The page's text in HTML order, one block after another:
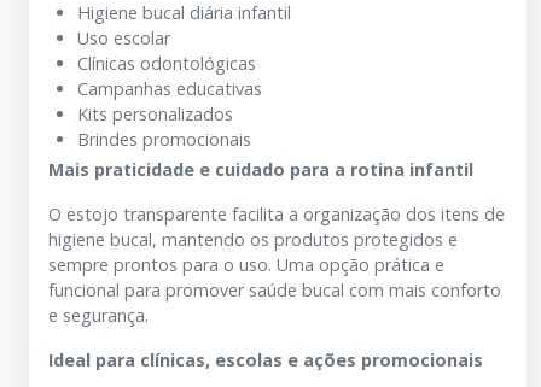
Higiene bucal diária infantil
Uso escolar
Clínicas odontológicas
Campanhas educativas
Kits personalizados
Brindes promocionais
Mais praticidade e cuidado para a rotina infantil
O estojo transparente facilita a organização dos itens de
higiene bucal, mantendo os produtos protegidos e
sempre prontos para o uso. Uma opção prática e
funcional para promover saúde bucal com mais conforto
e segurança.
Ideal para clínicas, escolas e ações promocionais